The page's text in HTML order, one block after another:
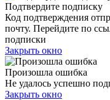
Подтвердите подписку
Код подтверждения
почту. Перейдите по
подписки
Закрыть окно
Произошла ошибка
Не удалось успешно
Закрыть окно